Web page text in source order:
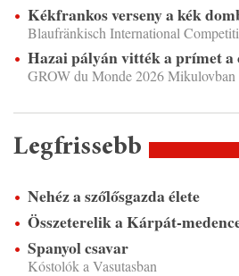
Kékfrankos verseny a kék
Blaufränkisch International
Hazai pályán vitték a prímet a
GROW du Monde 2026 Mikulovban
Legfrissebb
Nehéz a szőlősgazda élete
Összeterelik a Kárpát-
Spanyol csavar
Kóstolók a Vasutasban